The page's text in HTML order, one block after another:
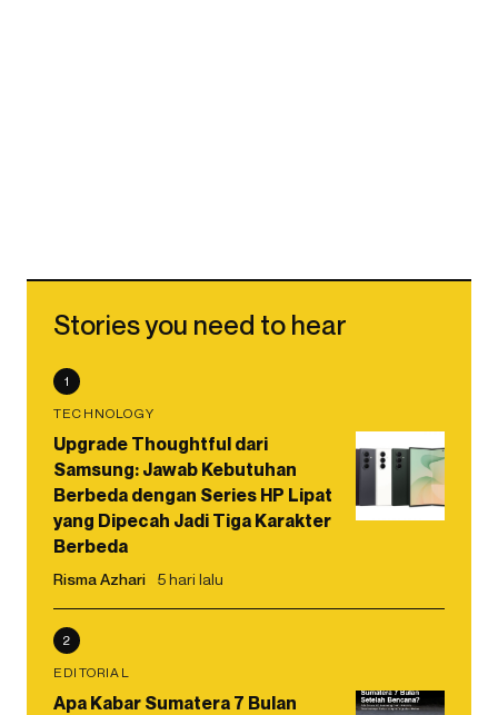
Stories you need to hear
1
TECHNOLOGY
Upgrade Thoughtful dari
Samsung: Jawab Kebutuhan
Berbeda dengan Series HP Lipat
yang Dipecah Jadi Tiga Karakter
Berbeda
Risma Azhari 5 hari lalu
2
EDITORIAL
Apa Kabar Sumatera 7 Bulan